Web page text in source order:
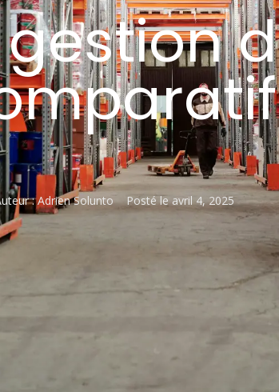
:Adrien Solunto Posté leavril 4, 2025